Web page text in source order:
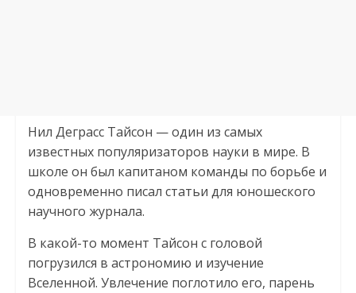
Нил Деграсс Тайсон — один из самых
известных популяризаторов науки в мире. В
школе он был капитаном команды по борьбе и
одновременно писал статьи для юношеского
научного журнала.
В какой-то момент Тайсон с головой
погрузился в астрономию и изучение
Вселенной. Увлечение поглотило его, парень